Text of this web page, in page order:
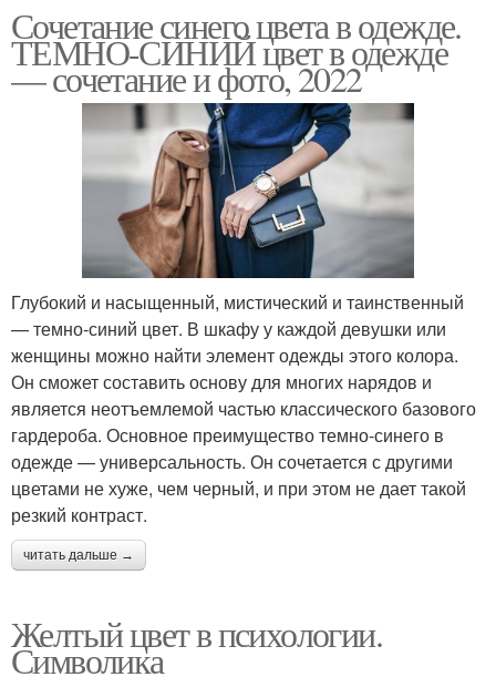
Сочетание синего цвета в одежде.
ТЕМНО-СИНИЙ цвет в одежде
— сочетание и фото, 2022
Глубокий и насыщенный, мистический и таинственный
— темно-синий цвет. В шкафу у каждой девушки или
женщины можно найти элемент одежды этого колора.
Он сможет составить основу для многих нарядов и
является неотъемлемой частью классического базового
гардероба. Основное преимущество темно-синего в
одежде — универсальность. Он сочетается с другими
цветами не хуже, чем черный, и при этом не дает такой
резкий контраст.
читать дальше →
Желтый цвет в психологии.
Символика